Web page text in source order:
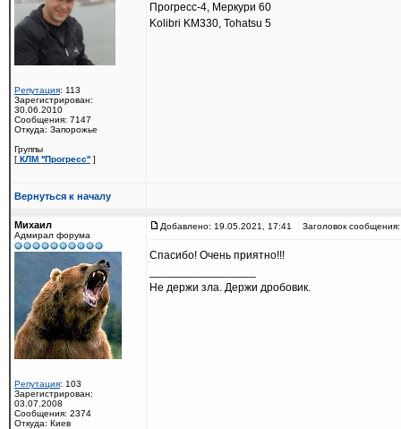
Репутация: 113
Зарегистрирован:
30.06.2010
Сообщения: 7147
Откуда: Запорожье
Группы
[ КЛМ ''Прогресс'' ]
Прогресс-4, Меркури 60
Kolibri KM330, Tohatsu 5
Вернуться к началу
Михаил
Адмирал форума
Репутация: 103
Зарегистрирован:
03.07.2008
Сообщения: 2374
Откуда: Киев
Добавлено: 19.05.2021, 17:41 Заголовок сообщения:
Спасибо! Очень приятно!!!
Не держи зла. Держи дробовик.